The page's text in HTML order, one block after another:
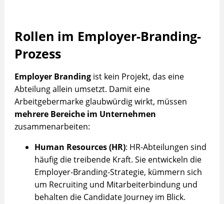
Rollen im Employer-Branding-
Prozess
Employer Brandingist kein Projekt, das eine
Abteilung allein umsetzt. Damit eine
Arbeitgebermarke glaubwürdig wirkt, müssen
mehrere Bereiche im Unternehmen
zusammenarbeiten:
Human Resources (HR): HR-Abteilungen sind
häufig die treibende Kraft. Sie entwickeln die
Employer-Branding-Strategie, kümmern sich
um Recruiting und Mitarbeiterbindung und
behalten die Candidate Journey im Blick.